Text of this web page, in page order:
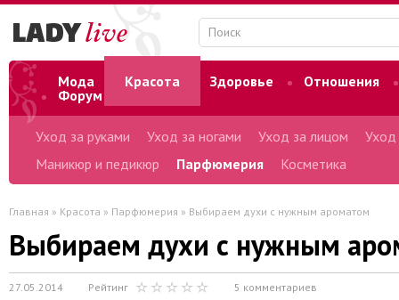
Мода Красота Здоровье
Отношения
Форум
Уход за руками Уход за ногами Уход за лицом
Уход
Маникюр и педикюр
Парфюмерия Косметика
Главная » Красота » Парфюмерия » Выбираем духи с нужным ароматом
Выбираем духи с нужным
27.05.2014 Рейтинг 5 комментариев